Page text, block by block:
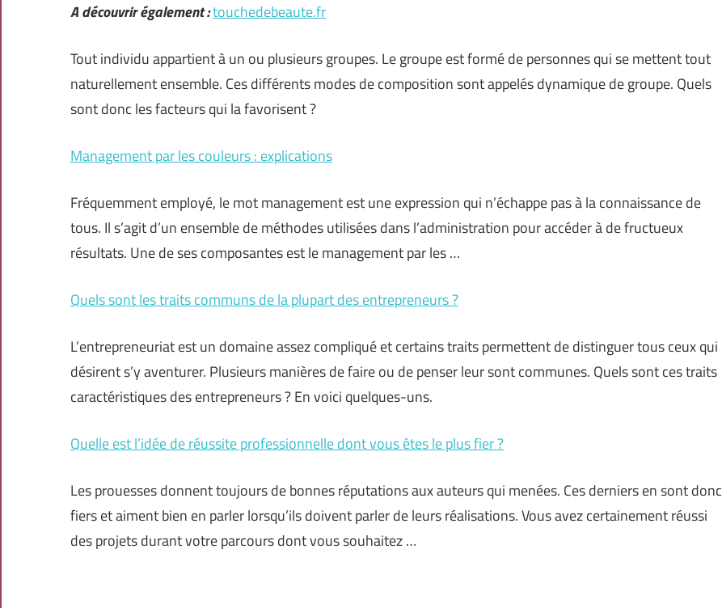
A découvrir également :touchedebeaute.fr
Tout individu appartient à un ou plusieurs groupes. Le groupe est formé de personnes qui se mettent tout
naturellement ensemble. Ces différents modes de composition sont appelés dynamique de groupe. Quels
sont donc les facteurs qui la favorisent ?
Management par les couleurs : explications
Fréquemment employé, le mot management est une expression qui n’échappe pas à la connaissance de
tous. Il s’agit d’un ensemble de méthodes utilisées dans l’administration pour accéder à de fructueux
résultats. Une de ses composantes est le management par les …
Quels sont les traits communs de la plupart des entrepreneurs ?
L’entrepreneuriat est un domaine assez compliqué et certains traits permettent de distinguer tous ceux qui
désirent s’y aventurer. Plusieurs manières de faire ou de penser leur sont communes. Quels sont ces traits
caractéristiques des entrepreneurs ? En voici quelques-uns.
Quelle est l’idée de réussite professionnelle dont vous êtes le plus fier ?
Les prouesses donnent toujours de bonnes réputations aux auteurs qui menées. Ces derniers en sont donc
fiers et aiment bien en parler lorsqu’ils doivent parler de leurs réalisations. Vous avez certainement réussi
des projets durant votre parcours dont vous souhaitez …